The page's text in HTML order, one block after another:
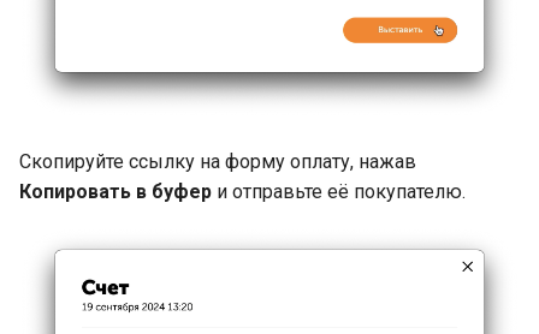
Скопируйте ссылку на форму оплату, нажав
Копировать в буфер и отправьте её покупателю.